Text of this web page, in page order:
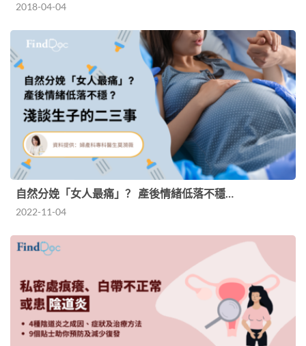
2018-04-04
自然分娩「女人最痛」？ 產後情緒低落不穩…
2022-11-04